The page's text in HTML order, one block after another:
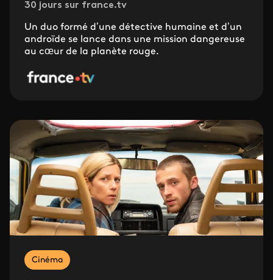
30 jours sur france.tv
Un duo formé d’une détective humaine et d’un
androïde se lance dans une mission dangereuse
au cœur de la planète rouge.
Cinéma